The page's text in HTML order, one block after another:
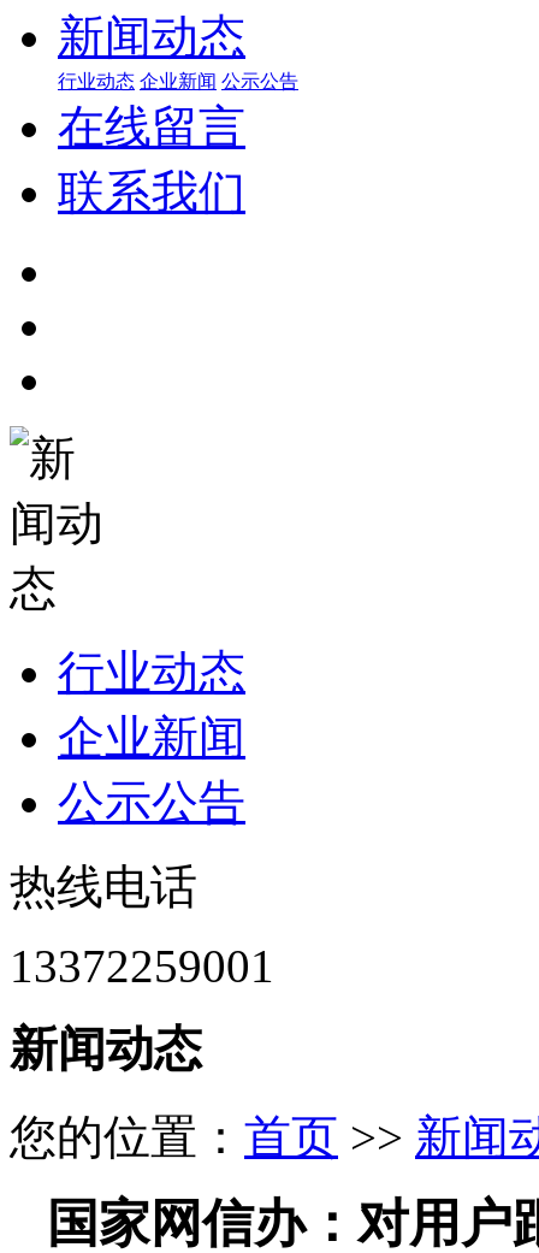
新闻动态
行业动态 企业新闻 公示公告
在线留言
联系我们
行业动态
企业新闻
公示公告
热线电话
13372259001
新闻动态
您的位置： 首页 >> 新闻
国家网信办：对用